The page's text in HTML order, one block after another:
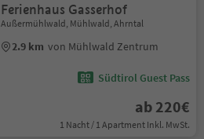
Ferienhaus Gasserhof
Außermühlwald, Mühlwald, Ahrntal
2.9 km von Mühlwald Zentrum
Südtirol Guest Pass
ab 220€
1 Nacht / 1 Apartment Inkl. MwSt.